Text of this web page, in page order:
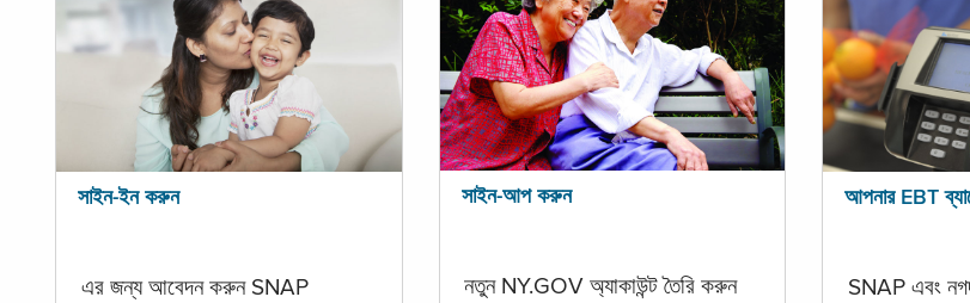
সাইন-ইন করুন
এর জন্য আবেদন করুন SNAP
সাইন-আপ করুন
নতুন NY.GOV অ্যাকাউন্ট তৈরি করুন
আপনার EBT
SNAP এবং